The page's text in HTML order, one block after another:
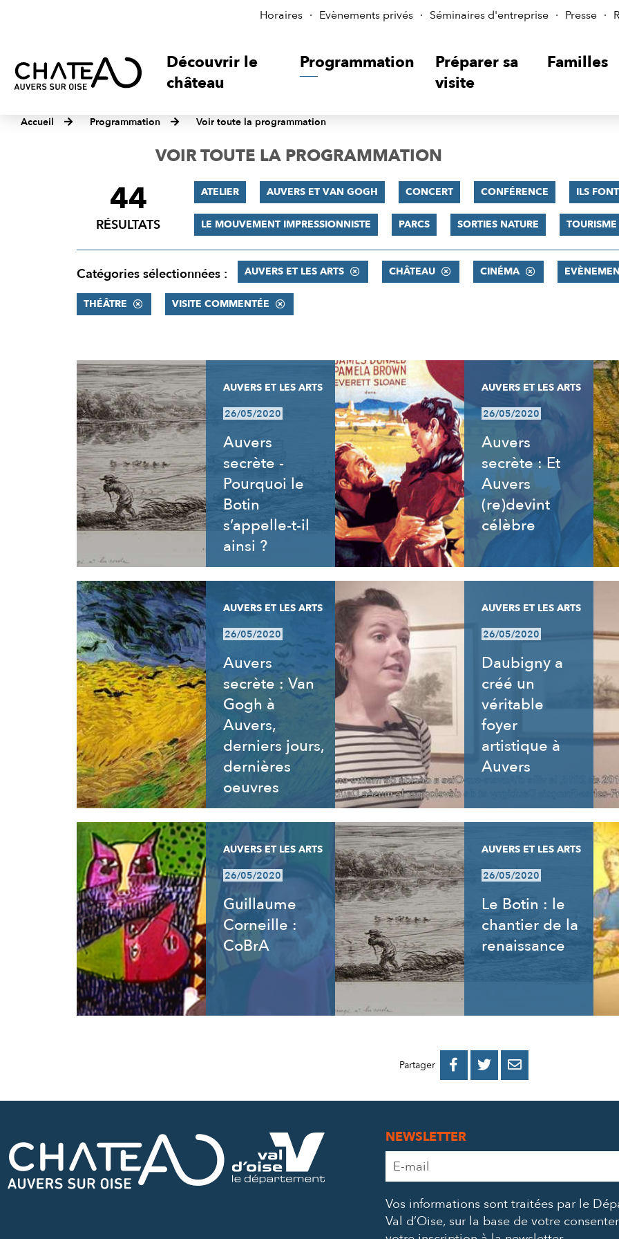
Horaires Evènements privés Séminaires d'entreprise Presse
Découvrir le
château
Programmation
Préparer sa
visite
Familles
Accueil Programmation Voir toute la programmation
VOIR TOUTE LA PROGRAMMATION
FILTRER
RÉSULTATS
44
RÉSULTATS
ATELIER AUVERS ET VAN GOGH CONCERT CONFÉRENCE ILS
LE MOUVEMENT IMPRESSIONNISTE PARCS SORTIES NATURE TOURISME
Catégories sélectionnées : AUVERS ET LES ARTS CHÂTEAU CINÉMA
THÉÂTRE VISITE COMMENTÉE
RÉSULTATS
AUVERS ET LES ARTS
26/05/2020
Auvers
secrète -
Pourquoi le
Botin
s’appelle-t-il
ainsi ?
AUVERS ET LES ARTS
26/05/2020
Auvers
secrète : Et
Auvers
(re)devint
célèbre
AUVERS ET LES ARTS
26/05/2020
Auvers
secrète : Van
Gogh à
Auvers,
derniers jours,
dernières
oeuvres
AUVERS ET LES ARTS
26/05/2020
Daubigny a
créé un
véritable
foyer
artistique à
Auvers
AUVERS ET LES ARTS
26/05/2020
Guillaume
Corneille :
CoBrA
AUVERS ET LES ARTS
26/05/2020
Le Botin : le
chantier de la
renaissance
Partager 
PARTAGER
PARTAGER
PARTAGER
NEWSLETTER
Adresse
e-
*
Vos informations sont traitées par le
Val d’Oise, sur la base de votre